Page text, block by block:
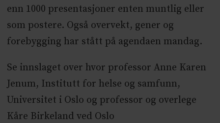
enn 1000 presentasjoner enten muntlig eller
som postere. Også overvekt, gener og
forebygging har stått på agendaen mandag.
Se innslaget over hvor professor Anne Karen
Jenum, Institutt for helse og samfunn,
Universitet i Oslo og professor og overlege
Kåre Birkeland ved Oslo